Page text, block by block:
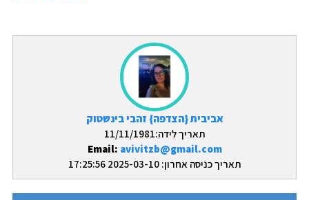
אביבית {הצדפה} זהבי בינשטוק
תאריך לידה:11/11/1981
Email: avivitzb@gmail.com
תאריך כניסה אחרון: 2025-03-10 17:25:56